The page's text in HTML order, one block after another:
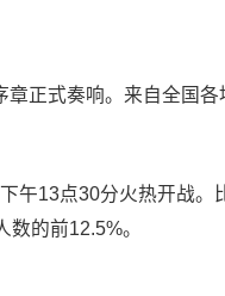
正式奏响。来自全国
午13点30分火热开战
的前12.5%。